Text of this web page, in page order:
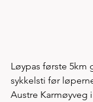
Løypas første 5km
sykkelsti før
Austre Karmøyveg